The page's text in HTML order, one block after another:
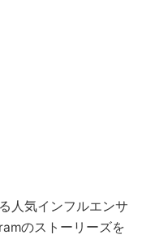
人気インフルエンサ
のストーリーズを